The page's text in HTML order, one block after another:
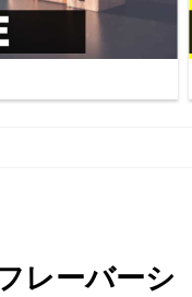
レーバーシ